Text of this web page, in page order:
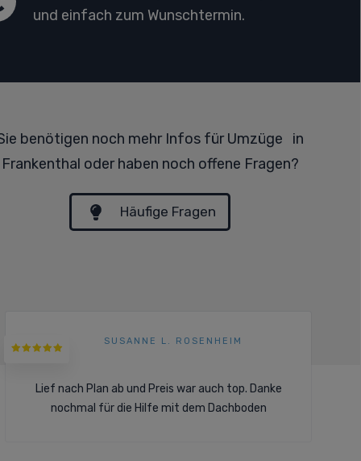
und einfach zum Wunschtermin.
benötigen noch mehr Infos für Umzüge in
Frankenthal oder haben noch offene Fragen?
Häufige Fragen
SUSANNE L. ROSENHEIM
Lief nach Plan ab und Preis war auch top. Danke
nochmal für die Hilfe mit dem Dachboden